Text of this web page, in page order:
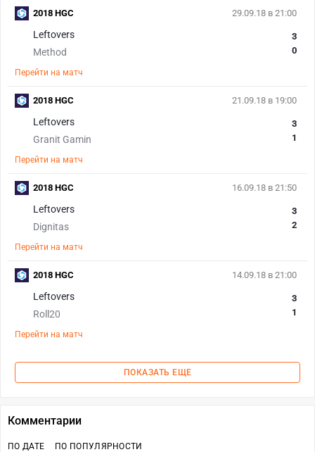
29.09.18 в 21:00
Leftovers
Method
3
0
Перейти на матч
2018 HGC
21.09.18 в 19:00
Leftovers
Granit Gamin
3
1
Перейти на матч
2018 HGC
16.09.18 в 21:50
Leftovers
Dignitas
3
2
Перейти на матч
2018 HGC
14.09.18 в 21:00
Leftovers
Roll20
3
1
Перейти на матч
2018 HGC
ПОКАЗАТЬ ЕЩЕ
Комментарии
ПО ДАТЕ ПО ПОПУЛЯРНОСТИ